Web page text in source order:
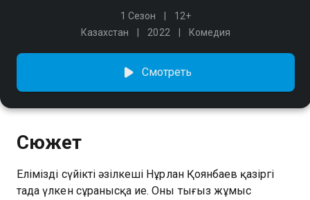
1 Сезон
12+
Казахстан
2022 Комедия
Смотреть
Сюжет
Еліміздің сүйікті әзілкеші Нұрлан Қоянбаев қазіргі
таңда үлкен сұранысқа ие. Оның тығыз жұмыс